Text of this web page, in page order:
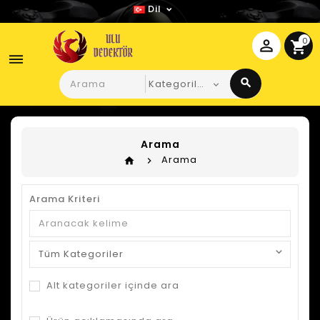
Dil
search
perm_identity shopping_cart
0
dehaze
Arama
home Arama
Arama Kriteri
Alt kategoriler içinde ara